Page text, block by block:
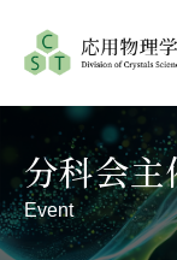
Event
分科会